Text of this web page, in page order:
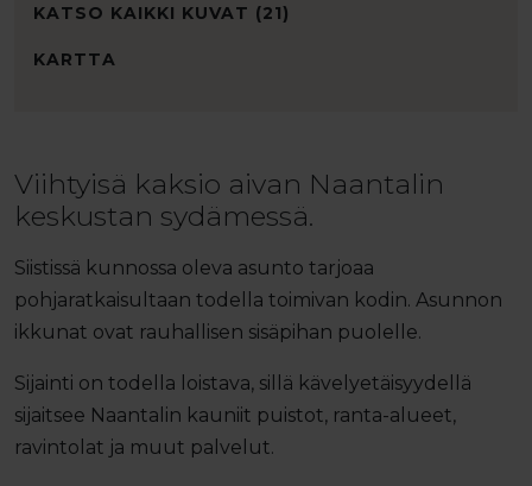
KATSO KAIKKI KUVAT (21)
KARTTA
Viihtyisä kaksio aivan Naantalin
keskustan sydämessä.
Siistissä kunnossa oleva asunto tarjoaa
pohjaratkaisultaan todella toimivan kodin. Asunnon
ikkunat ovat rauhallisen sisäpihan puolelle.
Sijainti on todella loistava, sillä kävelyetäisyydellä
sijaitsee Naantalin kauniit puistot, ranta-alueet,
ravintolat ja muut palvelut.